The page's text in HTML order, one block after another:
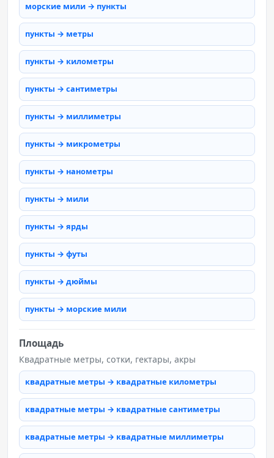
морские мили → пункты
пункты → метры
пункты → километры
пункты → сантиметры
пункты → миллиметры
пункты → микрометры
пункты → нанометры
пункты → мили
пункты → ярды
пункты → футы
пункты → дюймы
пункты → морские мили
Площадь
Квадратные метры, сотки, гектары, акры
квадратные метры → квадратные километры
квадратные метры → квадратные сантиметры
квадратные метры → квадратные миллиметры